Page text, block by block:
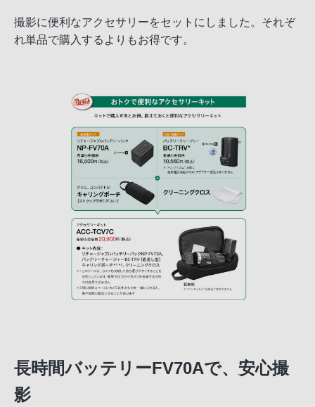
撮影に便利なアクセサリーをセットにしました。それぞ
れ単品で購入するよりもお得です。
長時間バッテリーFV70Aで、安心撮
影